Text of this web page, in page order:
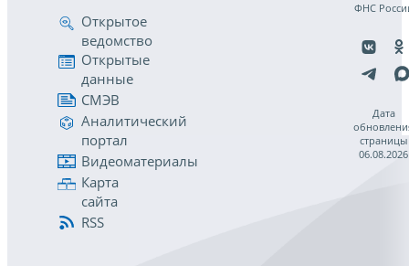
Открытое
ведомство
Открытые
данные
СМЭВ
Аналитический
портал
Видеоматериалы
Карта
сайта
RSS
ФНС
Дата
страницы
06.08.2026